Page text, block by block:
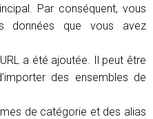
Par conséquent, vous
données que vous avez
a été ajoutée. Il peut être
des ensembles de
de catégorie et des alias